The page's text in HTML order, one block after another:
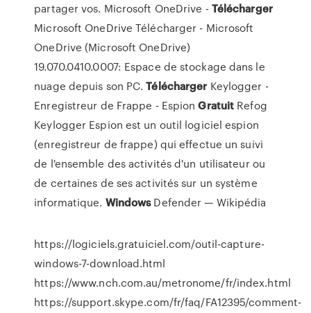
partager vos. Microsoft OneDrive -Télécharger
Microsoft OneDrive Télécharger - Microsoft
OneDrive (Microsoft OneDrive)
19.070.0410.0007: Espace de stockage dans le
nuage depuis son PC.Télécharger Keylogger -
Enregistreur de Frappe - EspionGratuit Refog
Keylogger Espion est un outil logiciel espion
(enregistreur de frappe) qui effectue un suivi
de l'ensemble des activités d'un utilisateur ou
de certaines de ses activités sur un système
informatique. WindowsDefender — Wikipédia
https://logiciels.gratuiciel.com/outil-capture-
windows-7-download.html
https://www.nch.com.au/metronome/fr/index.html
https://support.skype.com/fr/faq/FA12395/comment-